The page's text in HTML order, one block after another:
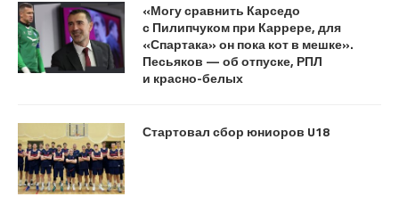
«Могу сравнить Карседо
с Пилипчуком при Каррере, для
«Спартака» он пока кот в мешке».
Песьяков — об отпуске, РПЛ
и красно-белых
Стартовал сбор юниоров U18